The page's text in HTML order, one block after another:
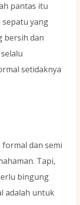
pantas itu
sepatu yang
bersih dan
setidaknya
dan semi
Tapi,
bingung
adalah untuk